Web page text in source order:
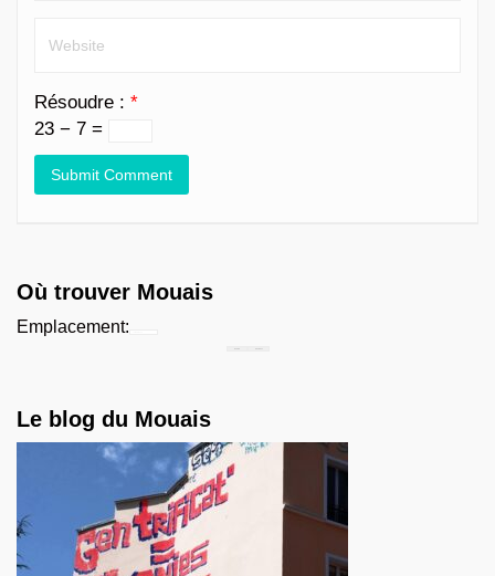
Résoudre : *
23 − 7 =
Où trouver Mouais
Emplacement:
Le blog du Mouais